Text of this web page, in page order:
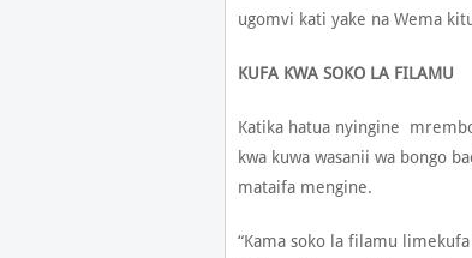
ugomvi kati yake na Wema
KUFA KWA SOKO LA FILAMU
Katika hatua nyingine
kwa kuwa wasanii wa bongo
mataifa mengine.
“Kama soko la filamu